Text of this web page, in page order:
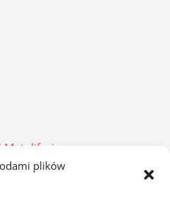
plików
Metaliferi
pochodzenia
w południowej części